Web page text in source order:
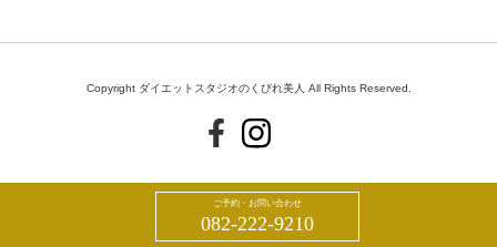
ご予約・お問い合わせ
082-222-9210
Copyright ダイエットスタジオのくびれ美人 All Rights Reserved.